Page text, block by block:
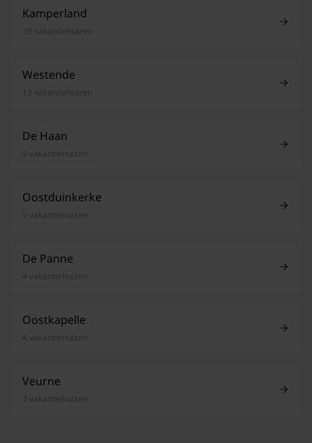
Kamperland
29 vakantiehuizen
Westende
13 vakantiehuizen
De Haan
5 vakantiehuizen
Oostduinkerke
5 vakantiehuizen
De Panne
4 vakantiehuizen
Oostkapelle
4 vakantiehuizen
Veurne
3 vakantiehuizen